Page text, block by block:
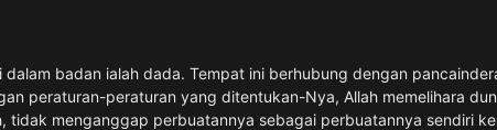
badan ialah dada. Tempat ini berhubung dengan pancaindera dan
yang ditentukan-Nya, Allah memelihara dunia nyata ini dengan
sebagai perbuatannya sendiri kerana dia tidak berpisah dengan